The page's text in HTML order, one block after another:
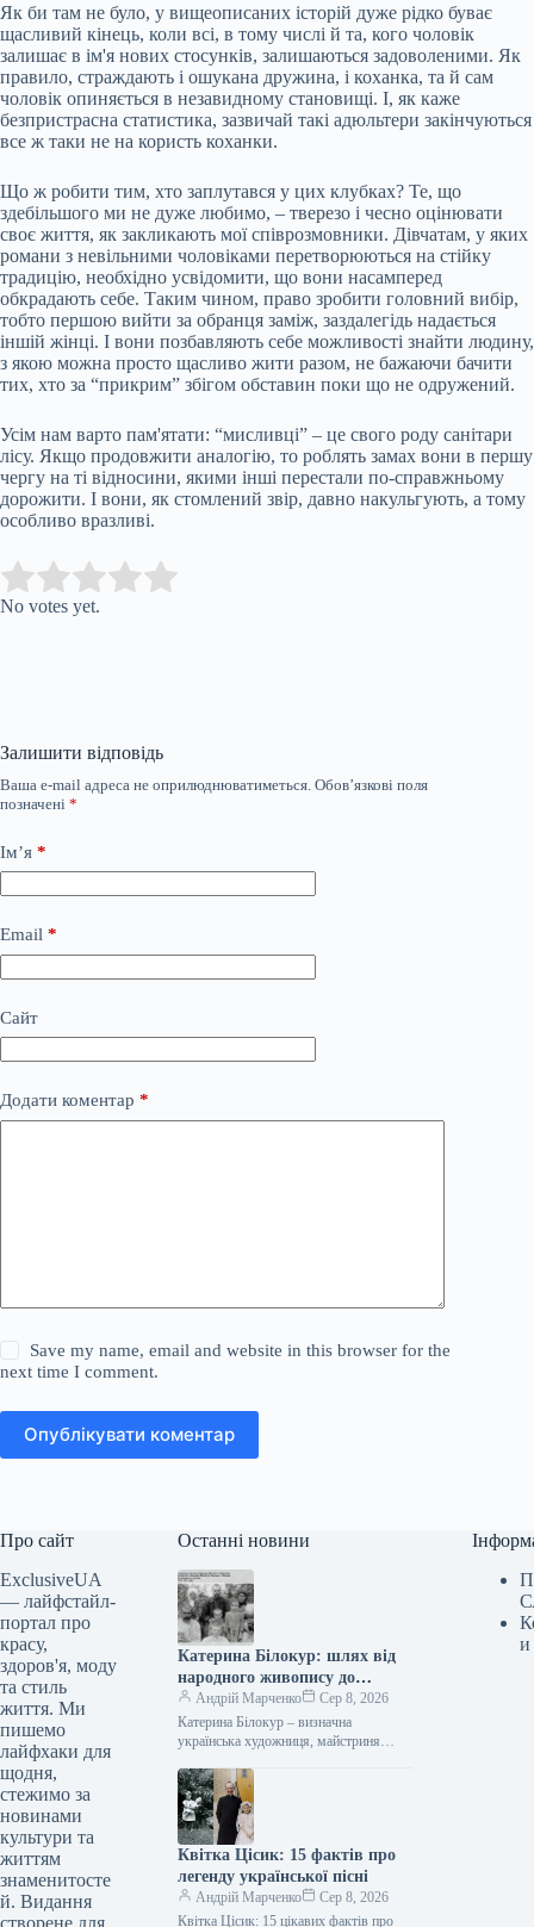
Як би там не було, у вищеописаних історій дуже рідко буває
щасливий кінець, коли всі, в тому числі й та, кого чоловік
залишає в ім'я нових стосунків, залишаються задоволеними. Як
правило, страждають і ошукана дружина, і коханка, та й сам
чоловік опиняється в незавидному становищі. І, як каже
безпристрасна статистика, зазвичай такі адюльтери закінчуються
все ж таки не на користь коханки.
Що ж робити тим, хто заплутався у цих клубках? Те, що
здебільшого ми не дуже любимо, – тверезо і чесно оцінювати
своє життя, як закликають мої співрозмовники. Дівчатам, у яких
романи з невільними чоловіками перетворюються на стійку
традицію, необхідно усвідомити, що вони насамперед
обкрадають себе. Таким чином, право зробити головний вибір,
тобто першою вийти за обранця заміж, заздалегідь надається
іншій жінці. І вони позбавляють себе можливості знайти людину,
з якою можна просто щасливо жити разом, не бажаючи бачити
тих, хто за “прикрим” збігом обставин поки що не одружений.
Усім нам варто пам'ятати: “мисливці” – це свого роду санітари
лісу. Якщо продовжити аналогію, то роблять замах вони в першу
чергу на ті відносини, якими інші перестали по-справжньому
дорожити. І вони, як стомлений звір, давно накульгують, а тому
особливо вразливі.
Rate this item:
No votes yet.
Залишити відповідь
Ваша e-mail адреса не оприлюднюватиметься. Обов’язкові поля
позначені *
Ім’я *
Email *
Сайт
Додати коментар *
Save my name, email and website in this browser for the
next time I comment.
Опублікувати коментар
Про сайт
ExclusiveUA
— лайфстайл-
портал про
красу,
здоров'я, моду
та стиль
життя. Ми
пишемо
лайфхаки для
щодня,
стежимо за
новинами
культури та
життям
знаменитосте
й. Видання
створене для
Останні новини
Катерина Білокур: шлях від
народного живопису до
визнання світу
Андрій Марченко
Сер 8, 2026
Катерина Білокур – визначна
українська художниця, майстриня
декоративного живопису. Вона здобула
славу завдяки розкішним полотнам
із…
Квітка Цісик: 15 фактів про
легенду української пісні
Андрій Марченко
Сер 8, 2026
Квітка Цісик: 15 цікавих фактів про
и